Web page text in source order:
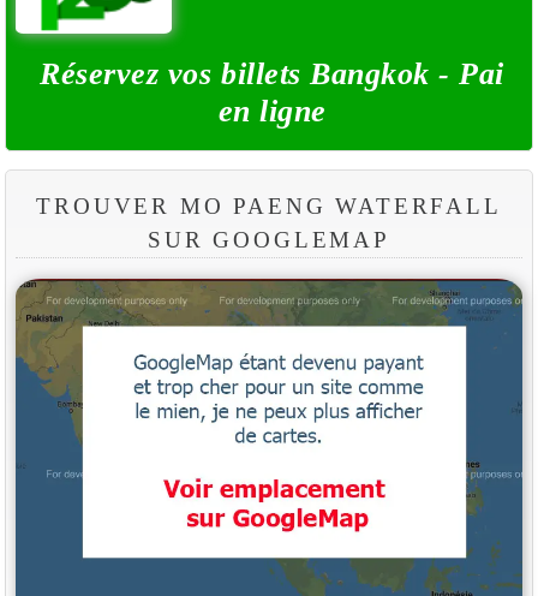
Réservez vos billets Bangkok - Pai
en ligne
TROUVER MO PAENG WATERFALL
SUR GOOGLEMAP